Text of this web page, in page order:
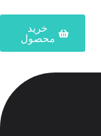
خرید
محصول